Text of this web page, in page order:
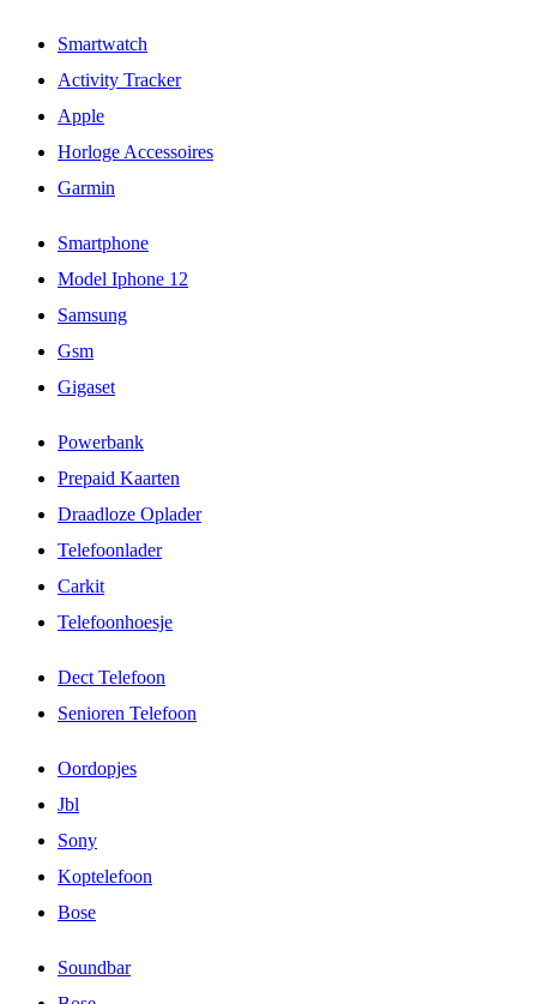
Smartwatch
Activity Tracker
Apple
Horloge Accessoires
Garmin
Smartphone
Model Iphone 12
Samsung
Gsm
Gigaset
Powerbank
Prepaid Kaarten
Draadloze Oplader
Telefoonlader
Carkit
Telefoonhoesje
Dect Telefoon
Senioren Telefoon
Oordopjes
Jbl
Sony
Koptelefoon
Bose
Soundbar